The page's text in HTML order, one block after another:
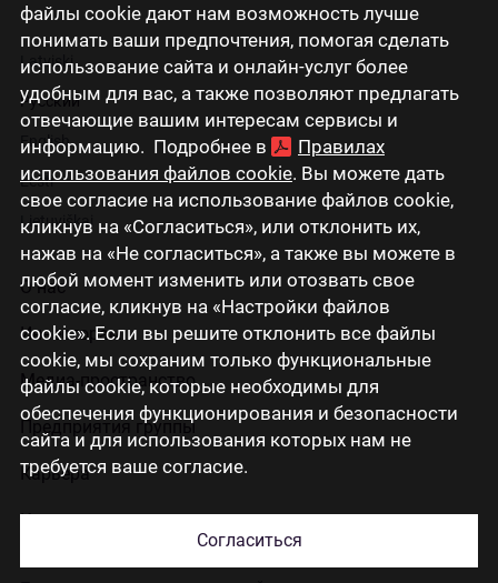
файлы cookie дают нам возможность лучше
понимать ваши предпочтения, помогая сделать
использование сайта и онлайн-услуг более
удобным для вас, а также позволяют предлагать
отвечающие вашим интересам сервисы и
информацию. Подробнее в
Правилах
использования файлов cookie. Вы можете дать
свое согласие на использование файлов cookie,
кликнув на «Согласиться», или отклонить их,
нажав на «Не согласиться», а также вы можете в
любой момент изменить или отозвать свое
согласие, кликнув на «Настройки файлов
cookie». Если вы решите отклонить все файлы
cookie, мы сохраним только функциональные
файлы cookie, которые необходимы для
обеспечения функционирования и безопасности
сайта и для использования которых нам не
требуется ваше согласие.
Согласиться
Latviski
Русский
English
Eesti
Lietuviškai
О нас
Инвесторам
Медиа-пространство
Предприятия группы
Карьера
Контакты